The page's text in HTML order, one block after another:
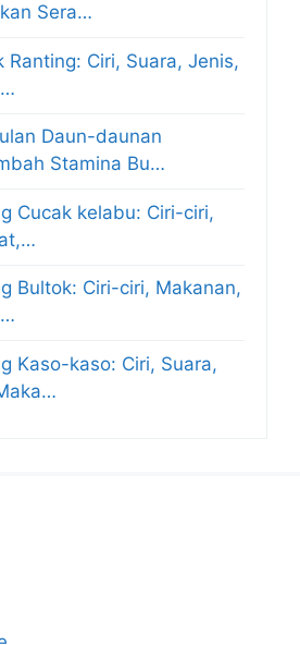
Sera…
Ranting: Ciri, Suara, Jenis,
Daun-daunan
Stamina Bu…
Cucak kelabu: Ciri-ciri,
Bultok: Ciri-ciri, Makanan,
Kaso-kaso: Ciri, Suara,